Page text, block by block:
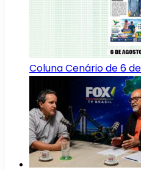
Coluna Cenário de 6